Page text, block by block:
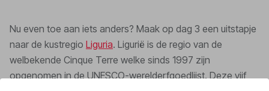
Nu even toe aan iets anders? Maak op dag 3 een uitstapje
naar de kustregio Liguria. Ligurië is de regio van de
welbekende Cinque Terre welke sinds 1997 zijn
opgenomen in de UNESCO-werelderfgoedlijst. Deze vijf